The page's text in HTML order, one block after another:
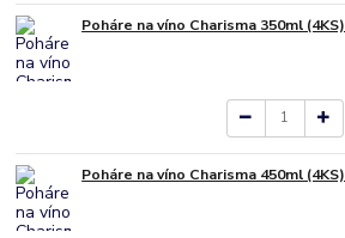
Poháre na víno Charisma 350ml (4KS)
Poháre na víno Charisma 450ml (4KS)